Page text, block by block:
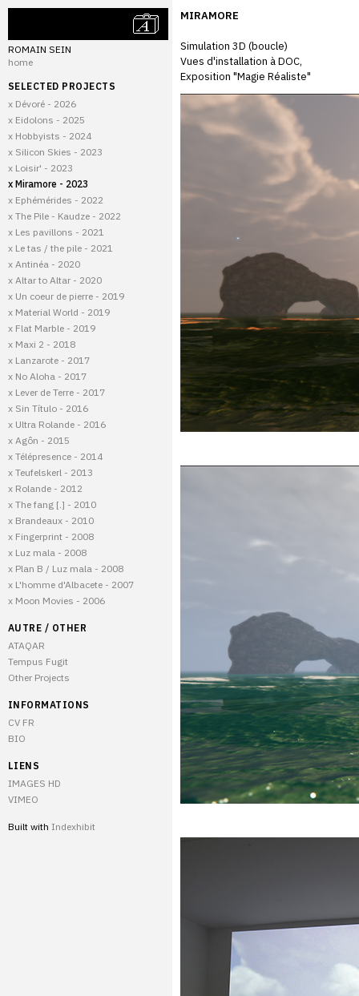
ROMAIN SEIN
home
SELECTED PROJECTS
x Dévoré - 2026
x Eidolons - 2025
x Hobbyists - 2024
x Silicon Skies - 2023
x Loisir' - 2023
x Miramore - 2023
x Ephémérides - 2022
x The Pile - Kaudze - 2022
x Les pavillons - 2021
x Le tas / the pile - 2021
x Antinéa - 2020
x Altar to Altar - 2020
x Un coeur de pierre - 2019
x Material World - 2019
x Flat Marble - 2019
x Maxi 2 - 2018
x Lanzarote - 2017
x No Aloha - 2017
x Lever de Terre - 2017
x Sin Título - 2016
x Ultra Rolande - 2016
x Agôn - 2015
x Télépresence - 2014
x Teufelskerl - 2013
x Rolande - 2012
x The fang [.] - 2010
x Brandeaux - 2010
x Fingerprint - 2008
x Luz mala - 2008
x Plan B / Luz mala - 2008
x L'homme d'Albacete - 2007
x Moon Movies - 2006
AUTRE / OTHER
ATAQAR
Tempus Fugit
Other Projects
INFORMATIONS
CV FR
BIO
LIENS
IMAGES HD
VIMEO
Built with Indexhibit
MIRAMORE
Simulation 3D (boucle)
Vues d'installation à DOC,
Exposition "Magie Réaliste"